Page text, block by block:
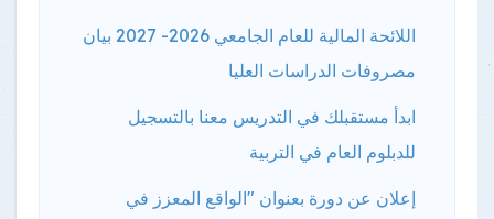
اللائحة المالية للعام الجامعي 2026- 2027 بيان
مصروفات الدراسات العليا
ابدأ مستقبلك في التدريس معنا بالتسجيل
للدبلوم العام في التربية
إعلان عن دورة بعنوان "الواقع المعزز في